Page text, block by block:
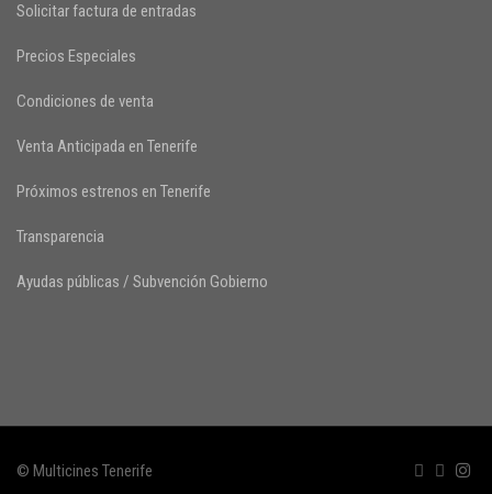
Solicitar factura de entradas
Precios Especiales
Condiciones de venta
Venta Anticipada en Tenerife
Próximos estrenos en Tenerife
Transparencia
Ayudas públicas / Subvención Gobierno
© Multicines Tenerife